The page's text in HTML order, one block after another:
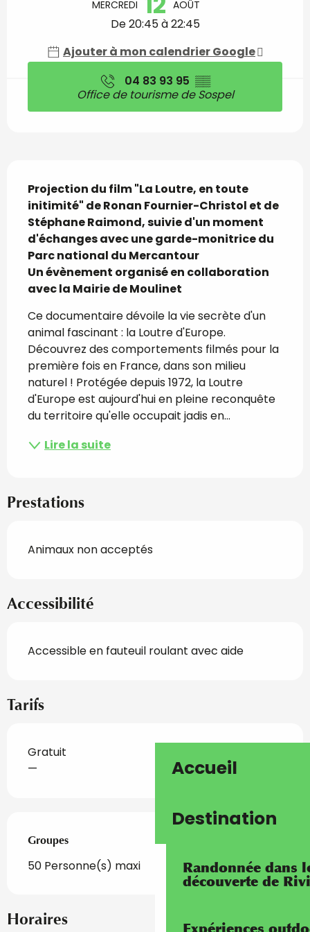
Accueil
Destination
Randonnée dans
découverte de
Expériences
MERCREDI AOÛT
De 20:45 à 22:45
Ajouter à mon calendrier Google
04 83 93 95 ▒▒
Office de tourisme de Sospel
Description
Projection du film "La Loutre, en toute
initimité" de Ronan Fournier-Christol et de
Stéphane Raimond, suivie d'un moment
d'échanges avec une garde-monitrice du
Parc national du Mercantour
Un évènement organisé en collaboration
avec la Mairie de Moulinet
Ce documentaire dévoile la vie secrète d'un
animal fascinant : la Loutre d'Europe.
Découvrez des comportements filmés pour la
première fois en France, dans son milieu
naturel ! Protégée depuis 1972, la Loutre
d'Europe est aujourd'hui en pleine reconquête
du territoire qu'elle occupait jadis en...
Lire la suite
Prestations
Animaux non acceptés
Accessibilité
Accessible en fauteuil roulant avec aide
Tarifs
Gratuit
—
Groupes
Groupes
50 Personne(s) maxi
Horaires